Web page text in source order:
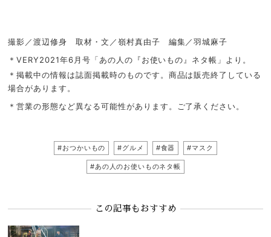
撮影／渡辺修身 取材・文／嶺村真由子 編集／羽城麻子
＊VERY2021年6月号「あの人の『お使いもの』ネタ帳」より。
＊掲載中の情報は誌面掲載時のものです。商品は販売終了している
場合があります。
＊営業の形態など異なる可能性があります。ご了承ください。
#おつかいもの #グルメ #食器 #マスク
#あの人のお使いものネタ帳
この記事もおすすめ